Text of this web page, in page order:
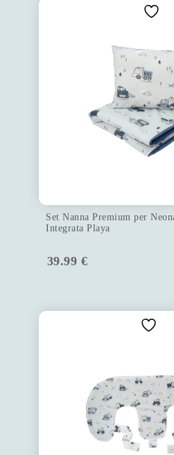
Set Nanna Premium per
Integrata Playa
39.99 €